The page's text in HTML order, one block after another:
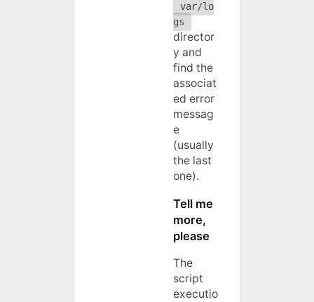
var/lo
gs
director
y and
find the
associat
ed error
messag
e
(usually
the last
one).
Tell me
more,
please
The
script
executio